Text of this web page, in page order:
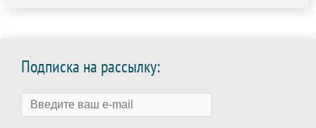
Подписка на рассылку: